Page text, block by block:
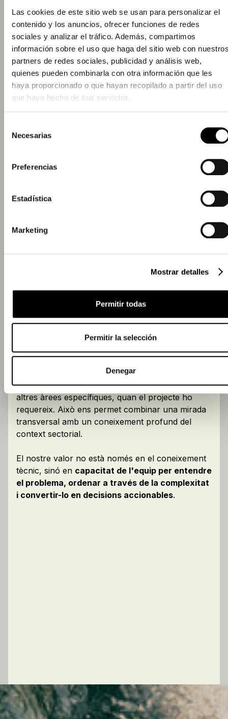
Las cookies de este sitio web se usan para personalizar el
contenido y los anuncios, ofrecer funciones de redes
sociales y analizar el tráfico. Además, compartimos
información sobre el uso que haga del sitio web con
partners de redes sociales, publicidad y análisis web,
quienes pueden combinarla con otra información que les
haya proporcionado o que hayan recopilado a partir del uso
que haya hecho de sus servicios.
Necesarias
Preferencias
Estadística
Marketing
Mostrar detalles
Permitir todas
Permitir la selección
Denegar
CAPACITAT D'EXECUCIÓ
De l'estratègia a
l'execució, sense
friccions
experiència mitjana superior a
transformació organitzativa
equip format
per tres persones amb més de dues dècades
estratègica, lideratge tecnològic i un profund
coneixement empresarial. Aquesta capa de gestió
les decisions tenen un impacte estructural.
La resta de l'equip està format per
organitzacions exigents i assumir la responsabilitat
real en la definició i execució de solucions.
A més, comptem amb la possibilitat d'incorporar
consultors amb experiència vertical en
diferents sectors, com hostaleria, formació o
altres àrees específiques, quan el projecte ho
requereix. Això ens permet combinar una mirada
transversal amb un coneixement profund del
context sectorial.
El nostre valor no està només en el coneixement
tècnic, sinó en capacitat de l'equip per entendre
el problema, ordenar a través de la complexitat
i convertir-lo en decisions accionables.